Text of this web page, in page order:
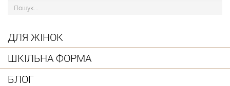
ДЛЯ ЖІНОК
ШКІЛЬНА ФОРМА
БЛОГ